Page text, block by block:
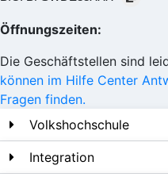
Öffnungszeiten:
Die Geschäftstellen sind
können im Hilfe Center
Fragen finden.
Volkshochschule
Integration